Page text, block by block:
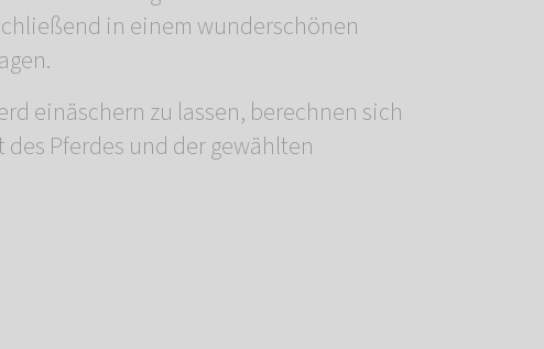
in einem wunderschönen
einäschern zu lassen, berechnen sich
Pferdes und der gewählten